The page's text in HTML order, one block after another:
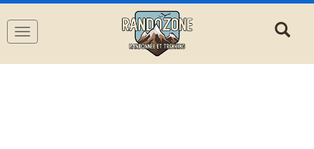
Navigation